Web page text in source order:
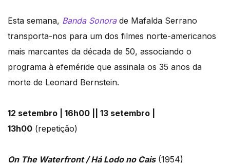
Esta semana, Banda Sonorade Mafalda Serrano
transporta-nos para um dos filmes norte-americanos
mais marcantes da década de 50, associando o
programa à efeméride que assinala os 35 anos da
morte de Leonard Bernstein.
12 setembro | 16h00 || 13 setembro |
13h00 (repetição)
On The Waterfront / Há Lodo no Cais(1954)